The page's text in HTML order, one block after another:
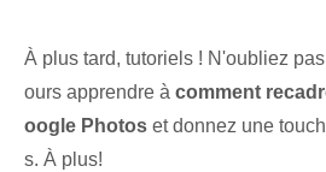
À plus tard, tutoriels ! N'oubliez
ours apprendre à comment
oogle Photos et donnez une
s. À plus!